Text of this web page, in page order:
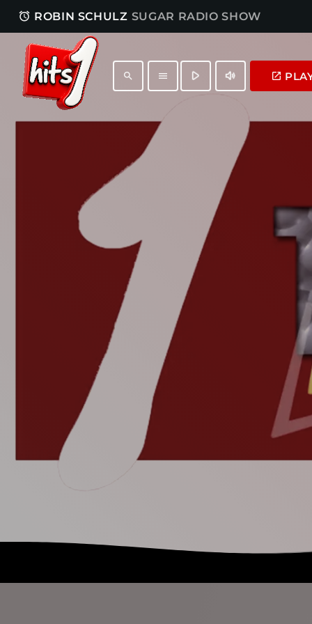
access_alarm ROBIN SCHULZ SUGAR RADIO SHOW
search menu play_arrow volume_up launch